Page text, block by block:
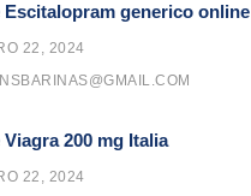
Escitalopram generico online
22, 2024
200 mg Italia
22, 2024